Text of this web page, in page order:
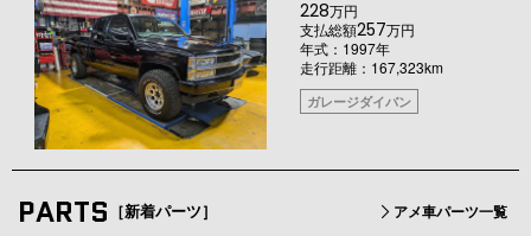
228万円
支払総額257万円
年式：1997年
走行距離：167,323km
ガレージダイバン
PARTS ［新着パーツ］ アメ車パーツ一覧